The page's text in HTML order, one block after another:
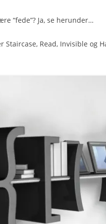
“fede”? Ja, se herunder…
Staircase, Read, Invisible og